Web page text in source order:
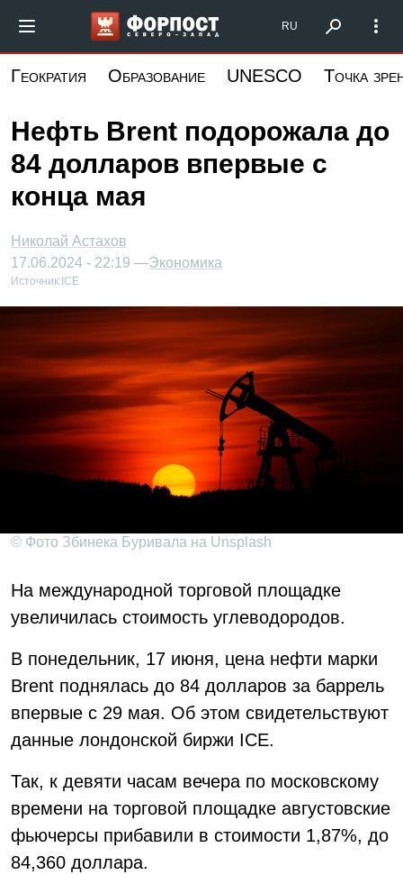
основному
Форпост Северо-Запад
RU
Геократия Образование UNESCO Точка
Нефть Brent подорожала до
84 долларов впервые с
конца мая
Николай Астахов
17.06.2024 - 22:19 —Экономика
Источник: ICE
© Фото Збинека Буривала на Unsplash
На международной торговой площадке
увеличилась стоимость углеводородов.
В понедельник, 17 июня, цена нефти марки
Brent поднялась до 84 долларов за баррель
впервые с 29 мая. Об этом свидетельствуют
данные лондонской биржи ICE.
Так, к девяти часам вечера по московскому
времени на торговой площадке августовские
фьючерсы прибавили в стоимости 1,87%, до
84,360 доллара.